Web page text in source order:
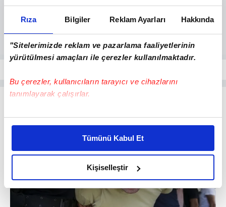
Rıza Bilgiler Reklam Ayarları Hakkında
"Sitelerimizde reklam ve pazarlama faaliyetlerinin
yürütülmesi amaçları ile çerezler kullanılmaktadır.
Bu çerezler, kullanıcıların tarayıcı ve cihazlarını
tanımlayarak çalışırlar.
Bu çerezlere izin vermeniz halinde sizlere özel
daha iyi reklam deneyimi yaşatabiliriz. Bunu yaparken
amacımızın size daha iyi bir reklam deneyimi sunmak
olduğunu ve sizlere en iyi içerikleri sunabilmek adına
elimizden gelen çabayı gösterdiğimizi ve bu noktada,
reklamların maliyetlerimizi karşılamak noktasında tek gelir
kalemimiz olduğunu sizlere hatırlatmak isteriz.
Tümünü Kabul Et
Kişiselleştir